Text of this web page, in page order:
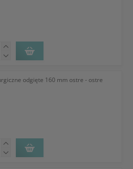
odgięte 160 mm ostre - ostre